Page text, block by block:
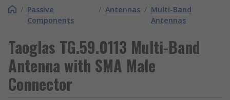
/ Passive
Components
/ Antennas / Multi-Band
Antennas
Taoglas TG.59.0113 Multi-Band
Antenna with SMA Male
Connector